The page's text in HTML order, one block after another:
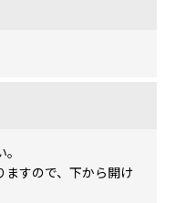
すので、下から開け